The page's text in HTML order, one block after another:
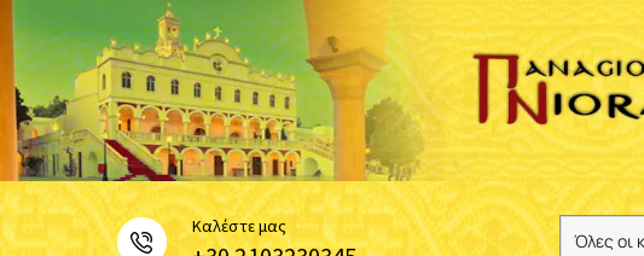
Καλέστε μας